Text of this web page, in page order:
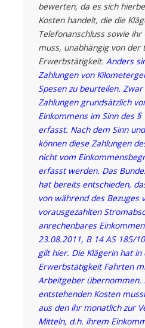
bewerten, da es sich
Kosten handelt, die die
Telefonanschluss sowie
muss, unabhängig von der
Erwerbstätigkeit. Anders
Zahlungen von
Spesen zu beurteilen.
Zahlungen grundsätzlich
Einkommens im Sinn des §
erfasst. Nach dem Sinn
können diese Zahlungen
nicht vom
erfasst werden. Das
hat bereits entschieden,
von während des Bezuges
vorausgezahlten
anrechenbares
23.08.2011, B 14 AS 185/
gilt hier. Die Klägerin hat
Erwerbstätigkeit Fahrten
Arbeitgeber übernommen.
entstehenden Kosten
aus den ihr monatlich zur
Mitteln, d.h. ihrem